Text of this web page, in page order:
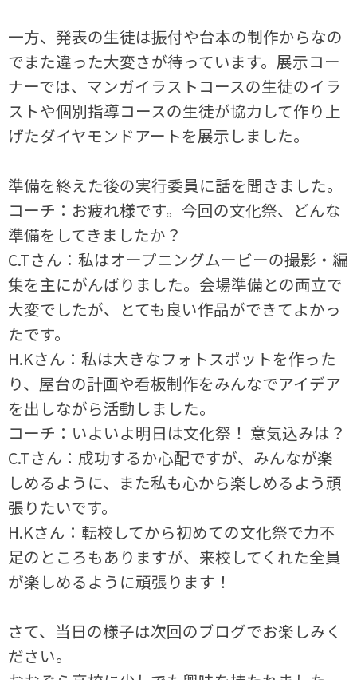
一方、発表の生徒は振付や台本の制作からなの
でまた違った大変さが待っています。展示コー
ナーでは、マンガイラストコースの生徒のイラ
ストや個別指導コースの生徒が協力して作り上
げたダイヤモンドアートを展示しました。
準備を終えた後の実行委員に話を聞きました。
コーチ：お疲れ様です。今回の文化祭、どんな
準備をしてきましたか？
C.Tさん：私はオープニングムービーの撮影・編
集を主にがんばりました。会場準備との両立で
大変でしたが、とても良い作品ができてよかっ
たです。
H.Kさん：私は大きなフォトスポットを作った
り、屋台の計画や看板制作をみんなでアイデア
を出しながら活動しました。
コーチ：いよいよ明日は文化祭！ 意気込みは？
C.Tさん：成功するか心配ですが、みんなが楽
しめるように、また私も心から楽しめるよう頑
張りたいです。
H.Kさん：転校してから初めての文化祭で力不
足のところもありますが、来校してくれた全員
が楽しめるように頑張ります！
さて、当日の様子は次回のブログでお楽しみく
ださい。